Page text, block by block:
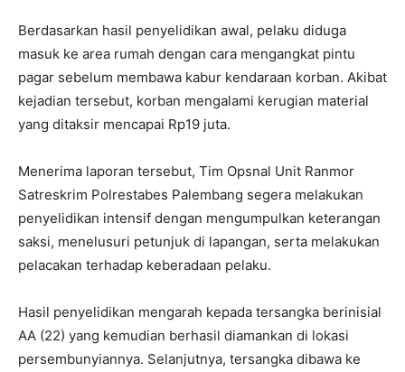
Berdasarkan hasil penyelidikan awal, pelaku diduga
masuk ke area rumah dengan cara mengangkat pintu
pagar sebelum membawa kabur kendaraan korban. Akibat
kejadian tersebut, korban mengalami kerugian material
yang ditaksir mencapai Rp19 juta.
Menerima laporan tersebut, Tim Opsnal Unit Ranmor
Satreskrim Polrestabes Palembang segera melakukan
penyelidikan intensif dengan mengumpulkan keterangan
saksi, menelusuri petunjuk di lapangan, serta melakukan
pelacakan terhadap keberadaan pelaku.
Hasil penyelidikan mengarah kepada tersangka berinisial
AA (22) yang kemudian berhasil diamankan di lokasi
persembunyiannya. Selanjutnya, tersangka dibawa ke